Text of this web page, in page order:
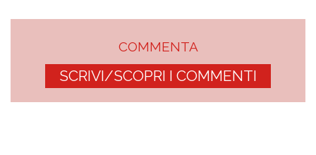
COMMENTA
SCRIVI/SCOPRI I COMMENTI